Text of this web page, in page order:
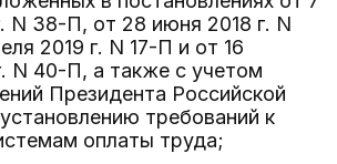
N 38-П, от 28 июня 2018 г. N
2019 г. N 17-П и от 16
N 40-П, а также с учетом
Президента Российской
требований к
оплаты труда;